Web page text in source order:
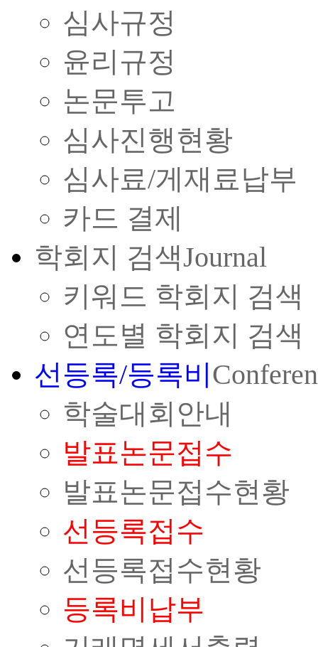
심사규정
윤리규정
논문투고
심사진행현황
심사료/게재료납부
카드 결제
학회지 검색Journal
키워드 학회지 검색
연도별 학회지 검색
선등록/등록비
학술대회안내
발표논문접수
발표논문접수현황
선등록접수
선등록접수현황
등록비납부